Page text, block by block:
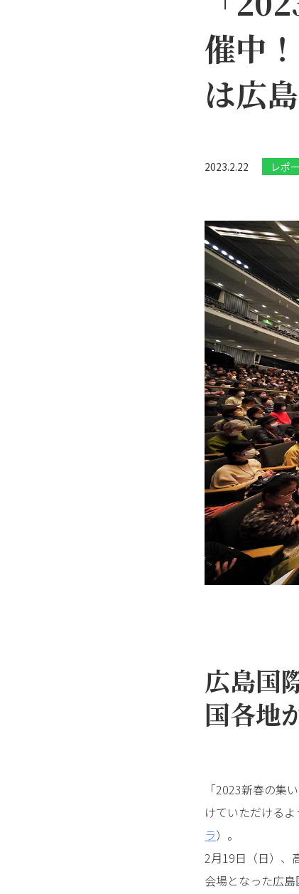
催中
は広
2023.2.22 レポ
広島国
国各地
「2023新春の集
けていただける
ラ）。
2月19日（日）、
会場となった広